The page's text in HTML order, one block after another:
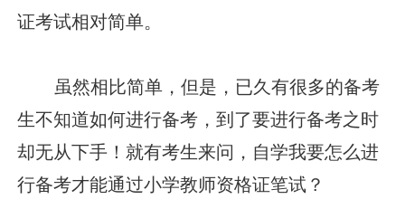
证考试相对简单。
虽然相比简单，但是，已久有很多的备考
生不知道如何进行备考，到了要进行备考之时
却无从下手！就有考生来问，自学我要怎么进
行备考才能通过小学教师资格证笔试？